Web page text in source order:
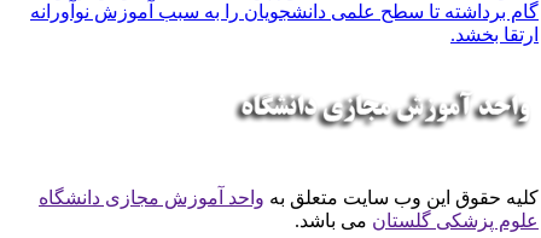
برداشته تا سطح علمی دانشجویان را به سبب آموزش نوآورانه
بخشد.
حقوق این وب سایت متعلق بهواحد آموزش مجازی دانشگاه
پزشکی گلستانمی باشد.